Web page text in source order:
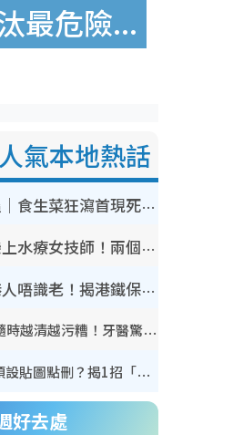
最危險...
氣本地熱話
奪命寄生蟲｜食生菜狂瀉首現死者！疫潮惡化錄1.8萬宗病例 揭洗菜3大謬誤
銀行高層戀上水療女技師！兩個月借128萬驚覺「沉船」沉落火海 揭背後疑似邪教操控賣淫
內地客歎港人唔識老！揭港鐵保鮮級冷氣 港人求放過：咪投訴
牙線棒亂用隨時越清越污糟！牙醫驚揭盲目過戶細菌恐致蛀牙：呢種先係日常真保養
WhatsApp預設貼圖點刪？揭1招「反向操作」還原簡潔介面 附3步實測教學
好去處